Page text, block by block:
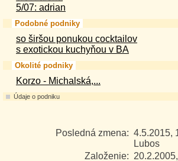
5/07: adrian
Podobné podniky
so širšou ponukou cocktailov
s exotickou kuchyňou v BA
Okolité podniky
Korzo - Michalská,...
Údaje o podniku
Posledná zmena: 4.5.2015,
Lubos
Založenie: